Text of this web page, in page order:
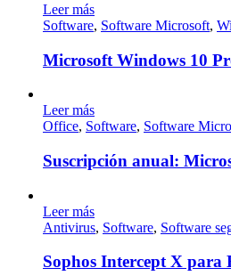
Leer más
Software, Software Microsoft,
Microsoft Windows 10
Leer más
Office, Software, Software
Suscripción anual:
Leer más
Antivirus, Software, Software
Sophos Intercept X para